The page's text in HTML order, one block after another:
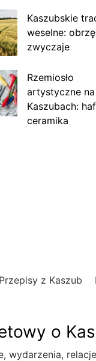
Kaszubskie
weselne:
zwyczaje
Rzemiosło
artystyczne na
Kaszubach:
ceramika
Przepisy z Kaszub
o
wydarzenia,